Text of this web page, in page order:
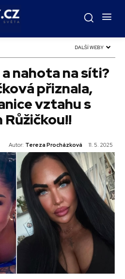
DALŠÍ WEBY
nahota na síti?
přiznala,
vztahu s
11. 5. 2025
Autor: Tereza Procházková